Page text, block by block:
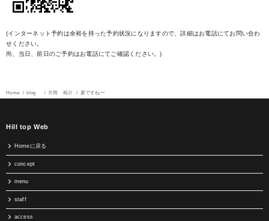
(インターネット予約は余裕を持った予約状況になりますので、詳細はお電話にてお問い合わ
せください。
尚、当日、前日のご予約はお電話にてご確認ください。)
Home blog 片岡 裕介 夏ですねー
Hill top Web
Homeに戻る
concept
menu
staff
access